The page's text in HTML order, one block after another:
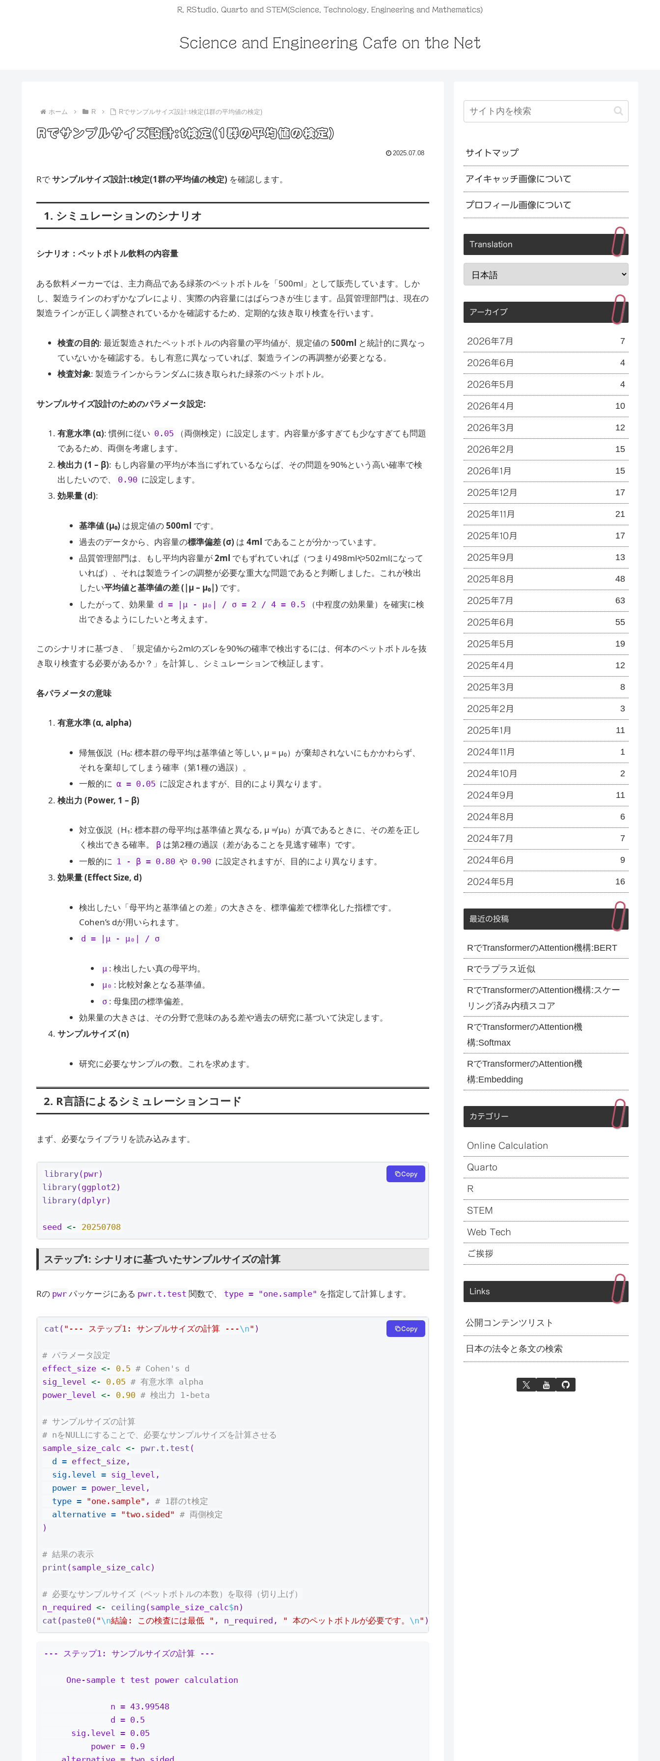
R, RStudio, Quarto and STEM(Science, Technology, Engineering and Mathematics)
Science and Engineering Cafe on the Net
ホーム R Rでサンプルサイズ設計:t検定(1群の平均値の検定)
Rでサンプルサイズ設計:t検定(1群の平均値の検定)
2025.07.08
Rでサンプルサイズ設計:t検定(1群の平均値の検定) を確認します。
1. シミュレーションのシナリオ
シナリオ：ペットボトル飲料の内容量
ある飲料メーカーでは、主力商品である緑茶のペットボトルを「500ml」として販売しています。しか
し、製造ラインのわずかなブレにより、実際の内容量にはばらつきが生じます。品質管理部門は、現在の
製造ラインが正しく調整されているかを確認するため、定期的な抜き取り検査を行います。
検査の目的: 最近製造されたペットボトルの内容量の平均値が、規定値の500ml と統計的に異なっ
ていないかを確認する。もし有意に異なっていれば、製造ラインの再調整が必要となる。
検査対象: 製造ラインからランダムに抜き取られた緑茶のペットボトル。
サンプルサイズ設計のためのパラメータ設定:
有意水準 (α): 慣例に従い 0.05
（両側検定）に設定します。内容量が多すぎても少なすぎても問題
であるため、両側を考慮します。
検出力 (1 – β): もし内容量の平均が本当にずれているならば、その問題を90%という高い確率で検
出したいので、
0.90 に設定します。
効果量 (d):
基準値 (μ₀) は規定値の500ml です。
過去のデータから、内容量の標準偏差 (σ) は 4ml であることが分かっています。
品質管理部門は、もし平均内容量が2ml でもずれていれば（つまり498mlや502mlになって
いれば）、それは製造ラインの調整が必要な重大な問題であると判断しました。これが検出
したい平均値と基準値の差 (|μ – μ₀|) です。
したがって、効果量 d = |μ - μ₀| / σ = 2 / 4 = 0.5
（中程度の効果量）を確実に検
出できるようにしたいと考えます。
このシナリオに基づき、「規定値から2mlのズレを90%の確率で検出するには、何本のペットボトルを抜
き取り検査する必要があるか？」を計算し、シミュレーションで検証します。
各パラメータの意味
有意水準 (α, alpha)
帰無仮説（H₀: 標本群の母平均は基準値と等しい, μ = μ₀）が棄却されないにもかかわらず、
それを棄却してしまう確率（第1種の過誤）。
一般的に α = 0.05 に設定されますが、目的により異なります。
検出力 (Power, 1 – β)
対立仮説（H₁: 標本群の母平均は基準値と異なる, μ ≠ μ₀）が真であるときに、その差を正し
く検出できる確率。
β は第2種の過誤（差があることを見逃す確率）です。
一般的に 1 - β = 0.80 や 0.90 に設定されますが、目的により異なります。
効果量 (Effect Size, d)
検出したい「母平均と基準値との差」の大きさを、標準偏差で標準化した指標です。
Cohen’s dが用いられます。
d = |μ - μ₀| / σ
μ : 検出したい真の母平均。
μ₀ : 比較対象となる基準値。
σ : 母集団の標準偏差。
効果量の大きさは、その分野で意味のある差や過去の研究に基づいて決定します。
サンプルサイズ (n)
研究に必要なサンプルの数。これを求めます。
2. R言語によるシミュレーションコード
まず、必要なライブラリを読み込みます。
library(pwr)
library(ggplot2)
library(dplyr)
seed <- 20250708
Copy
ステップ1: シナリオに基づいたサンプルサイズの計算
Rの pwr パッケージにある pwr.t.test 関数で、 type = "one.sample" を指定して計算します。
cat ( "--- ステップ1: サンプルサイズの計算 ---\n" )
# パラメータ設定
effect_size <- 0.5 # Cohen's d
sig_level <- 0.05 # 有意水準 alpha
power_level <- 0.90 # 検出力 1-beta
# サンプルサイズの計算
# nをNULLにすることで、必要なサンプルサイズを計算させる
sample_size_calc <- pwr.t.test (
d = effect_size,
sig.level = sig_level,
power = power_level,
type = "one.sample" , # 1群のt検定
alternative = "two.sided" # 両側検定
)
# 結果の表示
print (sample_size_calc)
# 必要なサンプルサイズ（ペットボトルの本数）を取得（切り上げ）
n_required <- ceiling (sample_size_calc$n)
cat (paste0 ( "\n結論: この検査には最低 " , n_required, " 本のペットボトルが必要です。 \n" ))
Copy
--- ステップ1: サンプルサイズの計算 ---
サイトマップ
アイキャッチ画像について
プロフィール画像について
Translation
アーカイブ
2026年7月 7
2026年6月 4
2026年5月 4
2026年4月 10
2026年3月 12
2026年2月 15
2026年1月 15
2025年12月 17
2025年11月 21
2025年10月 17
2025年9月 13
2025年8月 48
2025年7月 63
2025年6月 55
2025年5月 19
2025年4月 12
2025年3月 8
2025年2月 3
2025年1月 11
2024年11月 1
2024年10月 2
2024年9月 11
2024年8月 6
2024年7月 7
2024年6月 9
2024年5月 16
最近の投稿
RでTransformerのAttention機構:BERT
Rでラプラス近似
RでTransformerのAttention機構:スケー
リング済み内積スコア
RでTransformerのAttention機
構:Softmax
RでTransformerのAttention機
構:Embedding
カテゴリー
Online Calculation
Quarto
R
STEM
Web Tech
ご挨拶
Links
公開コンテンツリスト
日本の法令と条文の検索